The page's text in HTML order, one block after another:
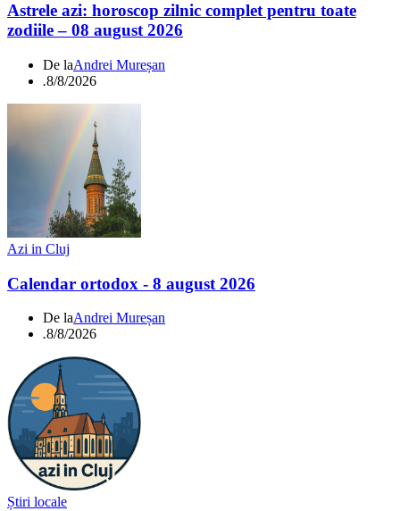
Astrele azi: horoscop zilnic complet pentru toate
zodiile – 08 august 2026
De laAndrei Mureșan
.8/8/2026
Azi in Cluj
Calendar ortodox - 8 august 2026
De laAndrei Mureșan
.8/8/2026
Știri locale